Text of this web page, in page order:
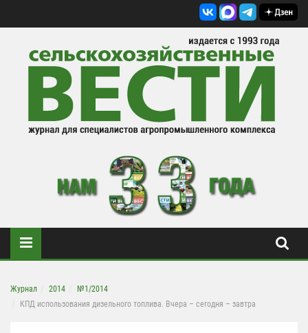
Журнал 2014
№1/2014
КПД использования дизельного топлива. Вчера – сегодня – завтра